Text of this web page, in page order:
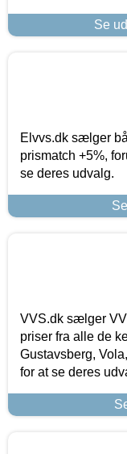
Se
Elvvs.dk sælger
prismatch +5%,
se deres udvalg.
VVS.dk sælger
priser fra alle de
Gustavsberg,
for at se deres